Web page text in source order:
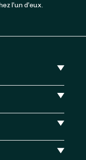
l’un d’eux.